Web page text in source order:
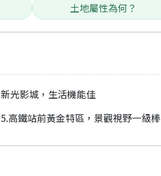
土地屬性為何？
新光影城，生活機能佳
5.高鐵站前黃金特區，景觀視野一級棒